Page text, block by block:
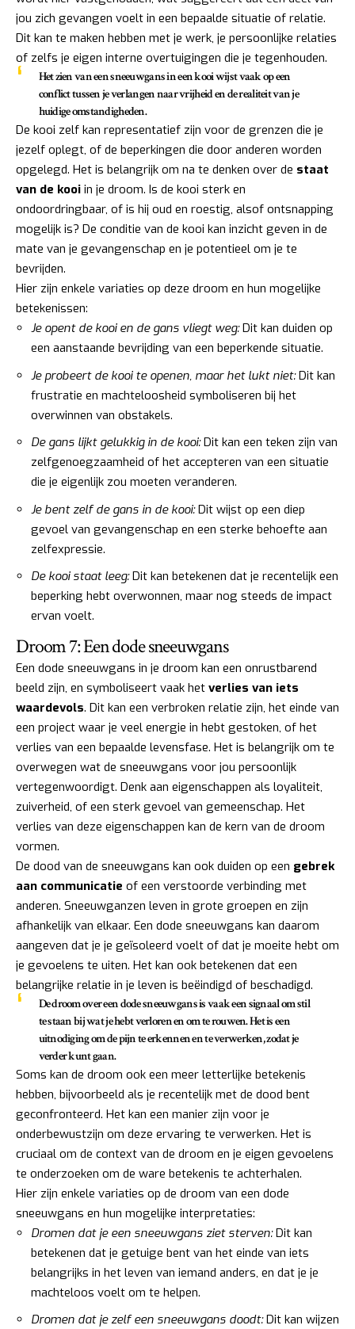
jou zich gevangen voelt in een bepaalde situatie of relatie.
Dit kan te maken hebben met je werk, je persoonlijke relaties
of zelfs je eigen interne overtuigingen die je tegenhouden.
Het zien van een sneeuwgans in een kooi wijst vaak op een
conflict tussen je verlangen naar vrijheid en de realiteit van je
huidige omstandigheden.
De kooi zelf kan representatief zijn voor de grenzen die je
jezelf oplegt, of de beperkingen die door anderen worden
opgelegd. Het is belangrijk om na te denken over de staat
van de kooi in je droom. Is de kooi sterk en
ondoordringbaar, of is hij oud en roestig, alsof ontsnapping
mogelijk is? De conditie van de kooi kan inzicht geven in de
mate van je gevangenschap en je potentieel om je te
bevrijden.
Hier zijn enkele variaties op deze droom en hun mogelijke
betekenissen:
Je opent de kooi en de gans vliegt weg:Dit kan duiden op
een aanstaande bevrijding van een beperkende situatie.
Je probeert de kooi te openen, maar het lukt niet:Dit kan
frustratie en machteloosheid symboliseren bij het
overwinnen van obstakels.
De gans lijkt gelukkig in de kooi:Dit kan een teken zijn van
zelfgenoegzaamheid of het accepteren van een situatie
die je eigenlijk zou moeten veranderen.
Je bent zelf de gans in de kooi:Dit wijst op een diep
gevoel van gevangenschap en een sterke behoefte aan
zelfexpressie.
De kooi staat leeg:Dit kan betekenen dat je recentelijk een
beperking hebt overwonnen, maar nog steeds de impact
ervan voelt.
Droom 7: Een dode sneeuwgans
Een dode sneeuwgans in je droom kan een onrustbarend
beeld zijn, en symboliseert vaak het verlies van iets
waardevols. Dit kan een verbroken relatie zijn, het einde van
een project waar je veel energie in hebt gestoken, of het
verlies van een bepaalde levensfase. Het is belangrijk om te
overwegen wat de sneeuwgans voor jou persoonlijk
vertegenwoordigt. Denk aan eigenschappen als loyaliteit,
zuiverheid, of een sterk gevoel van gemeenschap. Het
verlies van deze eigenschappen kan de kern van de droom
vormen.
De dood van de sneeuwgans kan ook duiden op een gebrek
aan communicatie of een verstoorde verbinding met
anderen. Sneeuwganzen leven in grote groepen en zijn
afhankelijk van elkaar. Een dode sneeuwgans kan daarom
aangeven dat je je geïsoleerd voelt of dat je moeite hebt om
je gevoelens te uiten. Het kan ook betekenen dat een
belangrijke relatie in je leven is beëindigd of beschadigd.
De droom over een dode sneeuwgans is vaak een signaal om stil
te staan bij wat je hebt verloren en om te rouwen. Het is een
uitnodiging om de pijn te erkennen en te verwerken, zodat je
verder kunt gaan.
Soms kan de droom ook een meer letterlijke betekenis
hebben, bijvoorbeeld als je recentelijk met de dood bent
geconfronteerd. Het kan een manier zijn voor je
onderbewustzijn om deze ervaring te verwerken. Het is
cruciaal om de context van de droom en je eigen gevoelens
te onderzoeken om de ware betekenis te achterhalen.
Hier zijn enkele variaties op de droom van een dode
sneeuwgans en hun mogelijke interpretaties:
Dromen dat je een sneeuwgans ziet sterven:Dit kan
betekenen dat je getuige bent van het einde van iets
belangrijks in het leven van iemand anders, en dat je je
machteloos voelt om te helpen.
Dromen dat je zelf een sneeuwgans doodt:Dit kan wijzen